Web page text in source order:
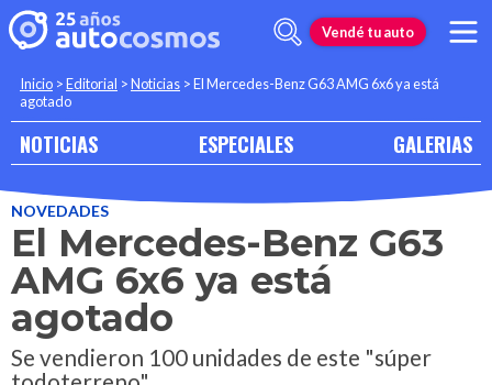
Vendé tu auto
Inicio >Editorial >Noticias >El Mercedes-Benz G63 AMG 6x6 ya está
agotado
NOTICIAS ESPECIALES GALERIAS
NOVEDADES
El Mercedes-Benz G63
AMG 6x6 ya está
agotado
Se vendieron 100 unidades de este "súper